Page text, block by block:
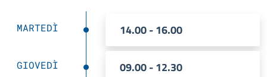
MARTEDÌ 14.00 - 16.00
GIOVEDÌ 09.00 - 12.30